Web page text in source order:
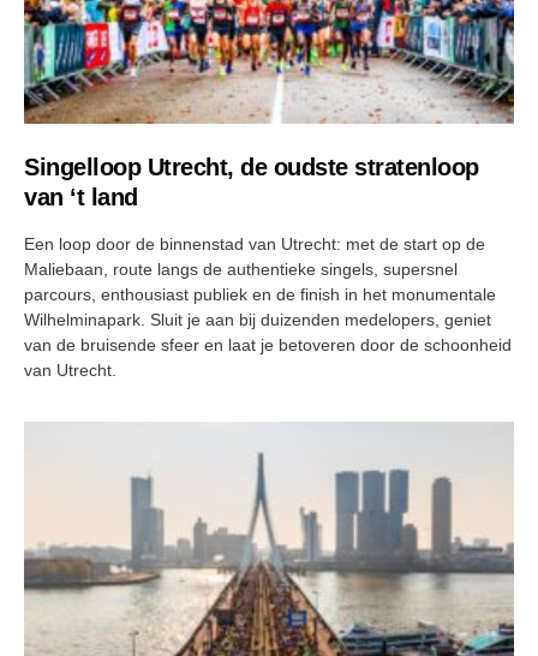
Singelloop Utrecht, de oudste stratenloop
van ‘t land
Een loop door de binnenstad van Utrecht: met de start op de
Maliebaan, route langs de authentieke singels, supersnel
parcours, enthousiast publiek en de finish in het monumentale
Wilhelminapark. Sluit je aan bij duizenden medelopers, geniet
van de bruisende sfeer en laat je betoveren door de schoonheid
van Utrecht.